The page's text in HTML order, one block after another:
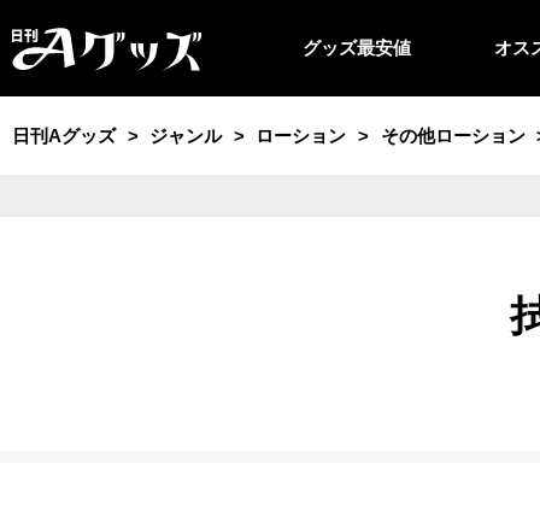
グッズ最安値 オス
日刊Aグッズ ジャンル ローション その他ローション